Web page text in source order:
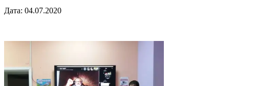
Дата: 04.07.2020